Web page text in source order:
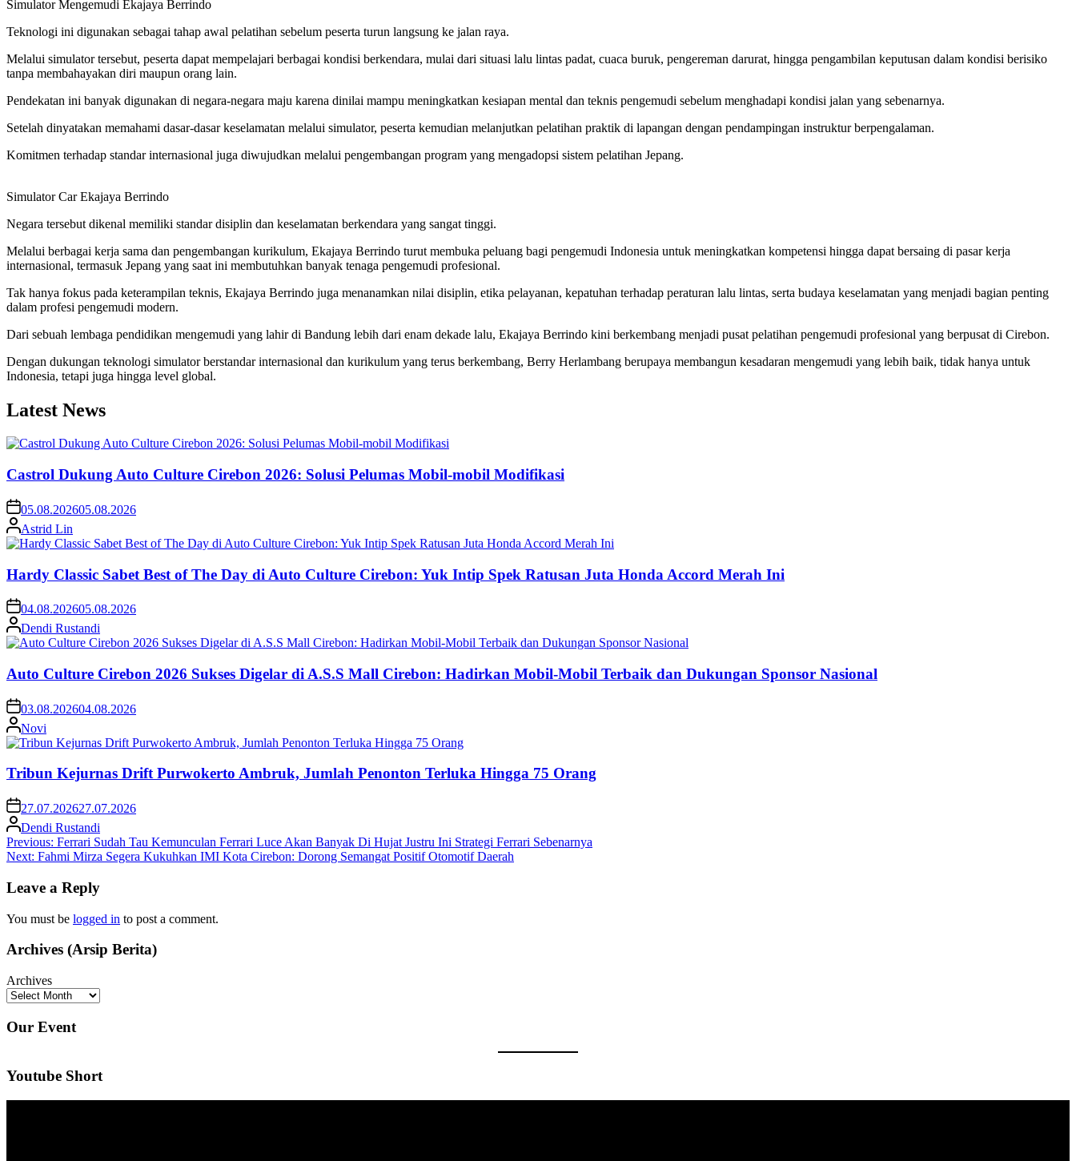
Simulator Mengemudi Ekajaya Berrindo
Teknologi ini digunakan sebagai tahap awal pelatihan sebelum peserta turun langsung ke jalan raya.
Melalui simulator tersebut, peserta dapat mempelajari berbagai kondisi berkendara, mulai dari situasi lalu lintas padat, cuaca buruk, pengereman darurat, hingga pengambilan keputusan dalam kondisi berisiko
tanpa membahayakan diri maupun orang lain.
Pendekatan ini banyak digunakan di negara-negara maju karena dinilai mampu meningkatkan kesiapan mental dan teknis pengemudi sebelum menghadapi kondisi jalan yang sebenarnya.
Setelah dinyatakan memahami dasar-dasar keselamatan melalui simulator, peserta kemudian melanjutkan pelatihan praktik di lapangan dengan pendampingan instruktur berpengalaman.
Komitmen terhadap standar internasional juga diwujudkan melalui pengembangan program yang mengadopsi sistem pelatihan Jepang.
Simulator Car Ekajaya Berrindo
Negara tersebut dikenal memiliki standar disiplin dan keselamatan berkendara yang sangat tinggi.
Melalui berbagai kerja sama dan pengembangan kurikulum, Ekajaya Berrindo turut membuka peluang bagi pengemudi Indonesia untuk meningkatkan kompetensi hingga dapat bersaing di pasar kerja
internasional, termasuk Jepang yang saat ini membutuhkan banyak tenaga pengemudi profesional.
Tak hanya fokus pada keterampilan teknis, Ekajaya Berrindo juga menanamkan nilai disiplin, etika pelayanan, kepatuhan terhadap peraturan lalu lintas, serta budaya keselamatan yang menjadi bagian penting
dalam profesi pengemudi modern.
Dari sebuah lembaga pendidikan mengemudi yang lahir di Bandung lebih dari enam dekade lalu, Ekajaya Berrindo kini berkembang menjadi pusat pelatihan pengemudi profesional yang berpusat di Cirebon.
Dengan dukungan teknologi simulator berstandar internasional dan kurikulum yang terus berkembang, Berry Herlambang berupaya membangun kesadaran mengemudi yang lebih baik, tidak hanya untuk
Indonesia, tetapi juga hingga level global.
Latest News
Castrol Dukung Auto Culture Cirebon 2026: Solusi Pelumas Mobil-mobil Modifikasi
05.08.202605.08.2026
Astrid Lin
Hardy Classic Sabet Best of The Day di Auto Culture Cirebon: Yuk Intip Spek Ratusan Juta Honda Accord Merah Ini
04.08.202605.08.2026
Dendi Rustandi
Auto Culture Cirebon 2026 Sukses Digelar di A.S.S Mall Cirebon: Hadirkan Mobil-Mobil Terbaik dan Dukungan Sponsor Nasional
03.08.202604.08.2026
Novi
Tribun Kejurnas Drift Purwokerto Ambruk, Jumlah Penonton Terluka Hingga 75 Orang
27.07.202627.07.2026
Dendi Rustandi
Post
navigation
Previous: Ferrari Sudah Tau Kemunculan Ferrari Luce Akan Banyak Di Hujat Justru Ini Strategi Ferrari Sebenarnya
Next: Fahmi Mirza Segera Kukuhkan IMI Kota Cirebon: Dorong Semangat Positif Otomotif Daerah
Leave a Reply
You must be logged in to post a comment.
Archives (Arsip Berita)
Archives
Our Event
Youtube Short